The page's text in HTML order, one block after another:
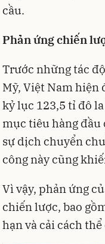
cầu.
Phản ứng chiến
Trước những tác
Mỹ, Việt Nam hiện
kỷ lục 123,5 tỉ đô
mục tiêu hàng
sự dịch chuyển
công này cũng
Vì vậy, phản ứng
chiến lược, bao
hạn và cải cách